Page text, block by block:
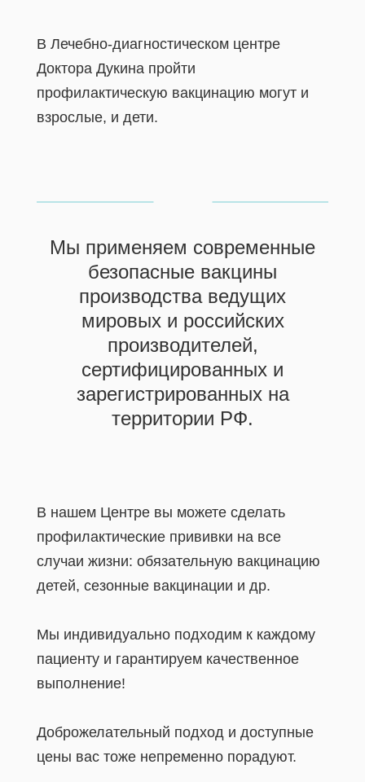
В Лечебно-диагностическом центре
Доктора Дукина пройти
профилактическую вакцинацию могут и
взрослые, и дети.
Мы применяем современные
безопасные вакцины
производства ведущих
мировых и российских
производителей,
сертифицированных и
зарегистрированных на
территории РФ.
В нашем Центре вы можете сделать
профилактические прививки на все
случаи жизни: обязательную вакцинацию
детей, сезонные вакцинации и др.
Мы индивидуально подходим к каждому
пациенту и гарантируем качественное
выполнение!
Доброжелательный подход и доступные
цены вас тоже непременно порадуют.